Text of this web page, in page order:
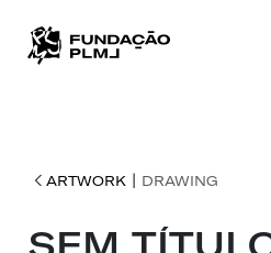
ARTWORK | DRAWING